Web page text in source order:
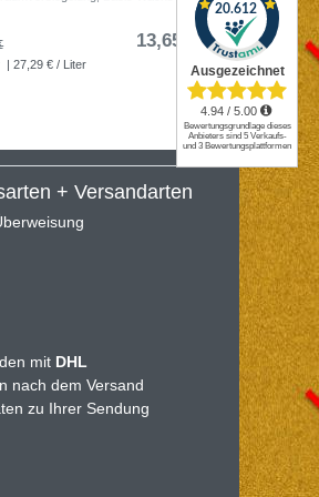
13,65 € *
| 27,29 € / Liter
UVP
10
Stück
+ Versandarten
mit DHL
nach dem Versand
zu Ihrer Sendung